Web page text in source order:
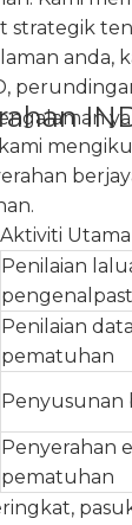
strategik
anda,
Aktiviti Utama
Penilaian
Penilaian
pematuhan
Penyusunan
Penyerahan
pematuhan